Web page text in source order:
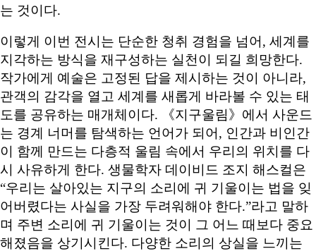
는 것이다.
이렇게 이번 전시는 단순한 청취 경험을 넘어, 세계를
지각하는 방식을 재구성하는 실천이 되길 희망한다.
작가에게 예술은 고정된 답을 제시하는 것이 아니라,
관객의 감각을 열고 세계를 새롭게 바라볼 수 있는 태
도를 공유하는 매개체이다. 《지구울림》에서 사운드
는 경계 너머를 탐색하는 언어가 되어, 인간과 비인간
이 함께 만드는 다층적 울림 속에서 우리의 위치를 다
시 사유하게 한다. 생물학자 데이비드 조지 해스컬은
“우리는 살아있는 지구의 소리에 귀 기울이는 법을 잊
어버렸다는 사실을 가장 두려워해야 한다.”라고 말하
며 주변 소리에 귀 기울이는 것이 그 어느 때보다 중요
해졌음을 상기시킨다. 다양한 소리의 상실을 느끼는